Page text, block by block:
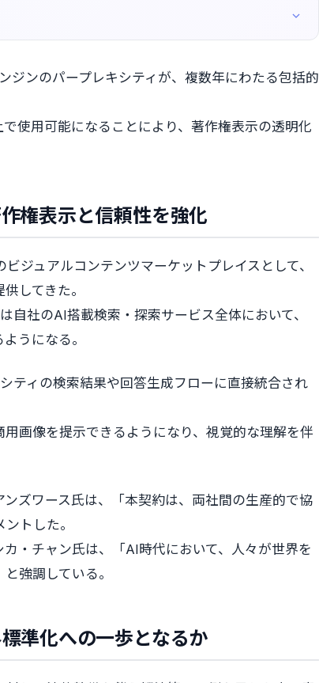
ジンのパープレキシティが、複数年にわたる包括的
使用可能になることにより、著作権表示の透明化
権表示と信頼性を強化
ジュアルコンテンツマーケットプレイスとして、
してきた。
社のAI搭載検索・探索サービス全体において、
うになる。
ティの検索結果や回答生成フローに直接統合され
画像を提示できるようになり、視覚的な理解を伴
ズワース氏は、「本契約は、両社間の生産的で協
トした。
・チャン氏は、「AI時代において、人々が世界を
強調している。
準化への一歩となるか